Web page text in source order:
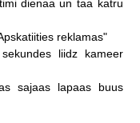
dienaa un taa katru
reklamas"
sekundes liidz
kameer
sajaas lapaas
buus